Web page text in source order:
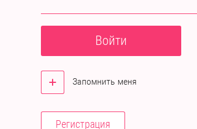
Войти
Запомнить меня
Регистрация